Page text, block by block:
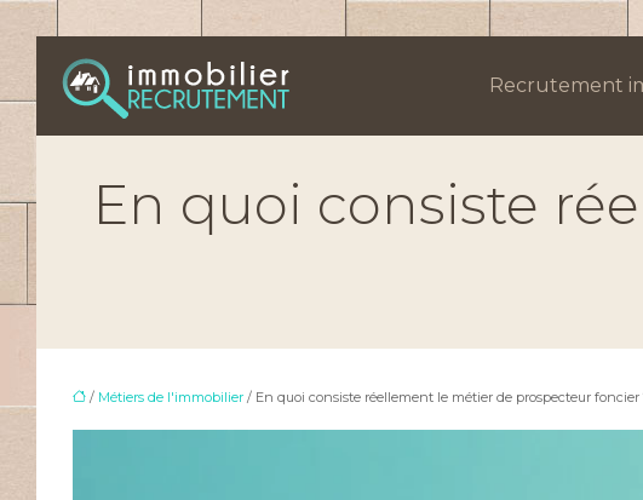
Recrutement
En quoi consiste
/ Métiers de l'immobilier / En quoi consiste réellement le métier de prospecteur foncier